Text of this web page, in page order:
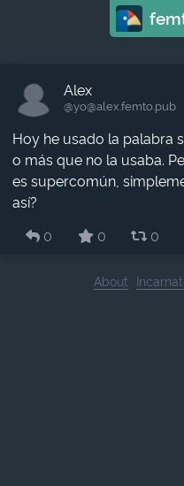
Alex
@yo​@alex.femto.pub
Hoy he usado la palabra
o más que no la usaba.
es supercomún,
así?
0
0 0
About